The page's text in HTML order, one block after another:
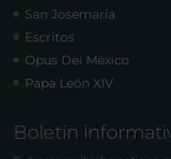
San Josemaría
Escritos
Opus Dei México
Papa León XIV
Boletín